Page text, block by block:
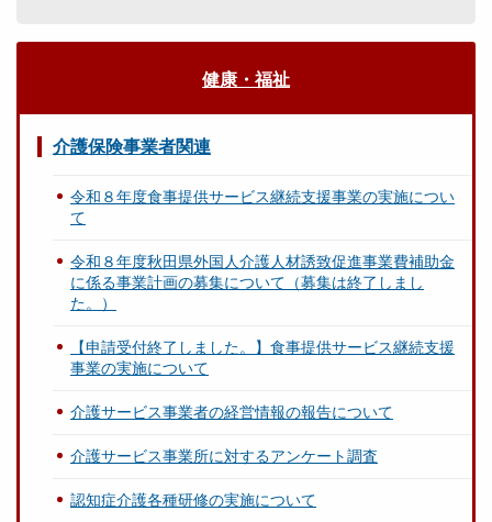
健康・福祉
介護保険事業者関連
令和８年度食事提供サービス継続支援事業の実施につい
て
令和８年度秋田県外国人介護人材誘致促進事業費補助金
に係る事業計画の募集について（募集は終了しまし
た。）
【申請受付終了しました。】食事提供サービス継続支援
事業の実施について
介護サービス事業者の経営情報の報告について
介護サービス事業所に対するアンケート調査
認知症介護各種研修の実施について